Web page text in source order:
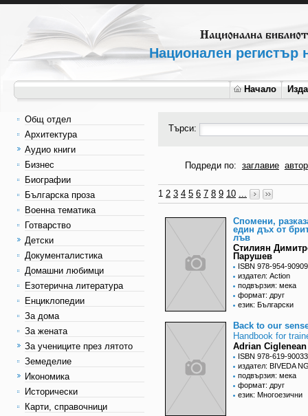
Национален регистър
Начало
Общ отдел
Архитектура
Аудио книги
Бизнес
Биографии
Българска проза
Военна тематика
Готварство
Детски
Документалистика
Домашни любимци
Езотерична литература
Енциклопедии
За дома
За жената
За учениците през лятото
Земеделие
Икономика
Исторически
Карти, справочници
Търси:
Подреди по: заглавие автор
1 2 3 4 5 6 7 8 9 10 ...
Спомени,
един дъх от
лъв
Стилиян
Парушев
ISBN 978-954-
издател: Action
подвързия: мека
формат: друг
език: Български
Back to our
Handbook for
Adrian Ciglenean
ISBN 978-619-
издател: BIVEDA
подвързия: мека
формат: друг
език: Многоезични